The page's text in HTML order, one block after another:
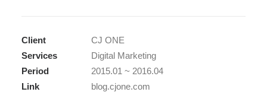
Client
CJ ONE
Services
Digital Marketing
Period
2015.01 ~ 2016.04
Link
blog.cjone.com